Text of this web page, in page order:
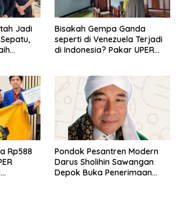
Jadi
Bisakah Gempa Ganda
seperti di Venezuela Terjadi
di Indonesia? Pakar UPER
Rp588
Pondok Pesantren Modern
Darus Sholihin Sawangan
Depok Buka Penerimaan